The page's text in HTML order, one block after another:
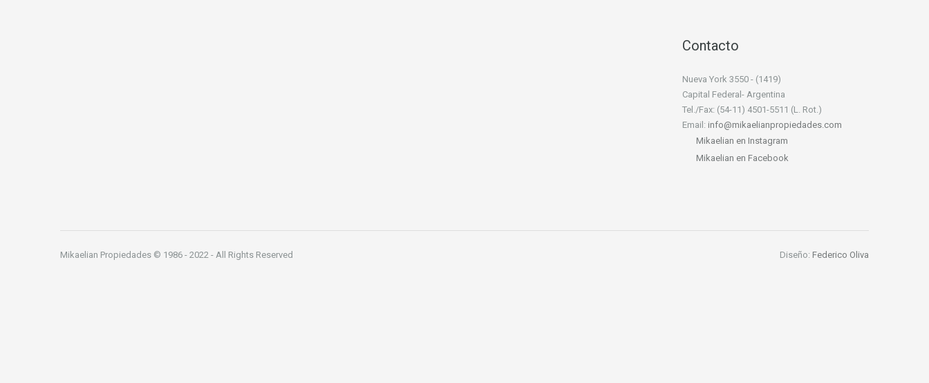
Contacto
Nueva York 3550 - (1419)
Capital Federal- Argentina
Tel./Fax: (54-11) 4501-5511 (L. Rot.)
Email: info@mikaelianpropiedades.com
Mikaelian en Instagram
Mikaelian en Facebook
Mikaelian Propiedades © 1986 - 2022 - All Rights Reserved Diseño: Federico Oliva